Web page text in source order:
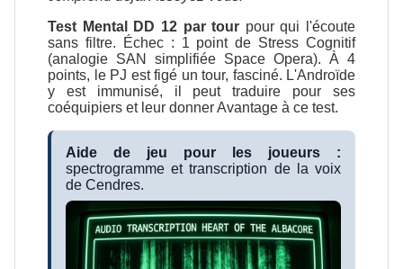
Test Mental DD 12 par tour pour qui l'écoute
sans filtre. Échec : 1 point de Stress Cognitif
(analogie SAN simplifiée Space Opera). À 4
points, le PJ est figé un tour, fasciné. L'Androïde
y est immunisé, il peut traduire pour ses
coéquipiers et leur donner Avantage à ce test.
Aide de jeu pour les joueurs :
spectrogramme et transcription de la voix
de Cendres.